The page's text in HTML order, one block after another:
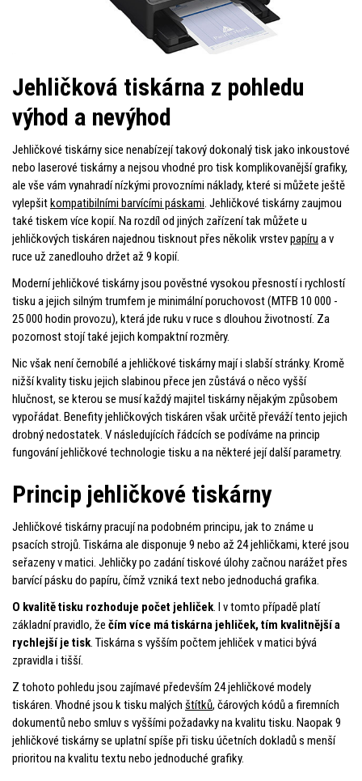
Jehličková tiskárna z pohledu
výhod a nevýhod
Jehličkové tiskárny sice nenabízejí takový dokonalý tisk jako inkoustové
nebo laserové tiskárny a nejsou vhodné pro tisk komplikovanější grafiky,
ale vše vám vynahradí nízkými provozními náklady, které si můžete ještě
vylepšit kompatibilními barvícími páskami. Jehličkové tiskárny zaujmou
také tiskem více kopií. Na rozdíl od jiných zařízení tak můžete u
jehličkových tiskáren najednou tisknout přes několik vrstevpapíru a v
ruce už zanedlouho držet až 9 kopií.
Moderní jehličkové tiskárny jsou pověstné vysokou přesností i rychlostí
tisku a jejich silným trumfem je minimální poruchovost (MTFB 10 000 -
25 000 hodin provozu), která jde ruku v ruce s dlouhou životností. Za
pozornost stojí také jejich kompaktní rozměry.
Nic však není černobílé a jehličkové tiskárny mají i slabší stránky. Kromě
nižší kvality tisku jejich slabinou přece jen zůstává o něco vyšší
hlučnost, se kterou se musí každý majitel tiskárny nějakým způsobem
vypořádat. Benefity jehličkových tiskáren však určitě převáží tento jejich
drobný nedostatek. V následujících řádcích se podíváme na princip
fungování jehličkové technologie tisku a na některé její další parametry.
Princip jehličkové tiskárny
Jehličkové tiskárny pracují na podobném principu, jak to známe u
psacích strojů. Tiskárna ale disponuje 9 nebo až 24 jehličkami, které jsou
seřazeny v matici. Jehličky po zadání tiskové úlohy začnou narážet přes
barvící pásku do papíru, čímž vzniká text nebo jednoduchá grafika.
O kvalitě tisku rozhoduje počet jehliček. I v tomto případě platí
základní pravidlo, že čím více má tiskárna jehliček, tím kvalitnější a
rychlejší je tisk. Tiskárna s vyšším počtem jehliček v matici bývá
zpravidla i tišší.
Z tohoto pohledu jsou zajímavé především 24 jehličkové modely
tiskáren. Vhodné jsou k tisku malých štítků, čárových kódů a firemních
dokumentů nebo smluv s vyššími požadavky na kvalitu tisku. Naopak 9
jehličkové tiskárny se uplatní spíše při tisku účetních dokladů s menší
prioritou na kvalitu textu nebo jednoduché grafiky.